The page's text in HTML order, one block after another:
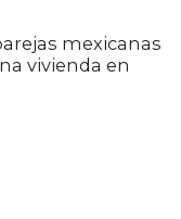
mexicanas
vivienda en